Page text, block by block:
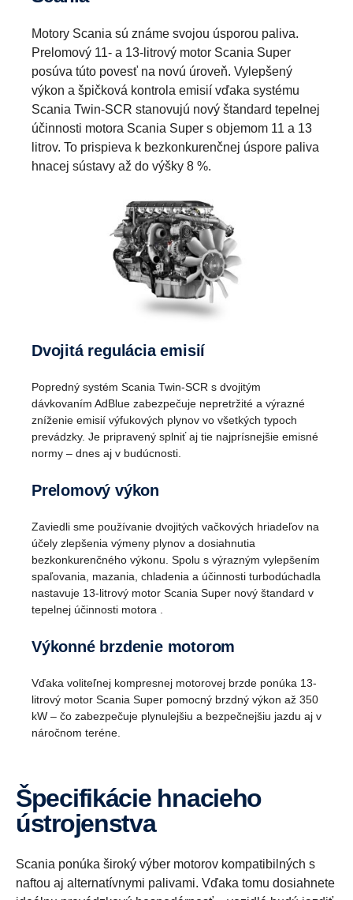
Motory Scania sú známe svojou úsporou paliva.
Prelomový 11- a 13-litrový motor Scania Super
posúva túto povesť na novú úroveň. Vylepšený
výkon a špičková kontrola emisií vďaka systému
Scania Twin-SCR stanovujú nový štandard tepelnej
účinnosti motora Scania Super s objemom 11 a 13
litrov. To prispieva k bezkonkurenčnej úspore paliva
hnacej sústavy až do výšky 8 %.
Dvojitá regulácia emisií
Popredný systém Scania Twin-SCR s dvojitým
dávkovaním AdBlue zabezpečuje nepretržité a výrazné
zníženie emisií výfukových plynov vo všetkých typoch
prevádzky. Je pripravený splniť aj tie najprísnejšie emisné
normy – dnes aj v budúcnosti.
Prelomový výkon
Zaviedli sme používanie dvojitých vačkových hriadeľov na
účely zlepšenia výmeny plynov a dosiahnutia
bezkonkurenčného výkonu. Spolu s výrazným vylepšením
spaľovania, mazania, chladenia a účinnosti turbodúchadla
nastavuje 13-litrový motor Scania Super nový štandard v
tepelnej účinnosti motora .
Výkonné brzdenie motorom
Vďaka voliteľnej kompresnej motorovej brzde ponúka 13-
litrový motor Scania Super pomocný brzdný výkon až 350
kW – čo zabezpečuje plynulejšiu a bezpečnejšiu jazdu aj v
náročnom teréne.
Špecifikácie hnacieho
ústrojenstva
Scania ponúka široký výber motorov kompatibilných s
naftou aj alternatívnymi palivami. Vďaka tomu dosiahnete